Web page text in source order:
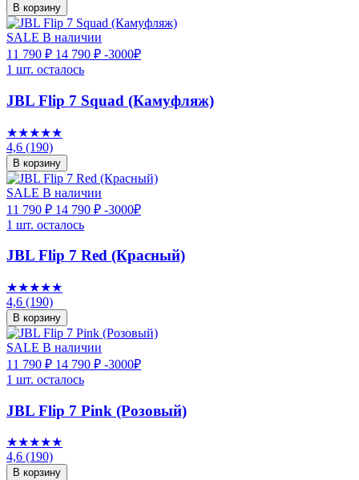
В корзину
SALE В наличии
11 790 ₽ 14 790 ₽ -3000₽
1 шт. осталось
JBL Flip 7 Squad (Камуфляж)
★★★★★
4,6 (190)
В корзину
SALE В наличии
11 790 ₽ 14 790 ₽ -3000₽
1 шт. осталось
JBL Flip 7 Red (Красный)
★★★★★
4,6 (190)
В корзину
SALE В наличии
11 790 ₽ 14 790 ₽ -3000₽
1 шт. осталось
JBL Flip 7 Pink (Розовый)
★★★★★
4,6 (190)
В корзину